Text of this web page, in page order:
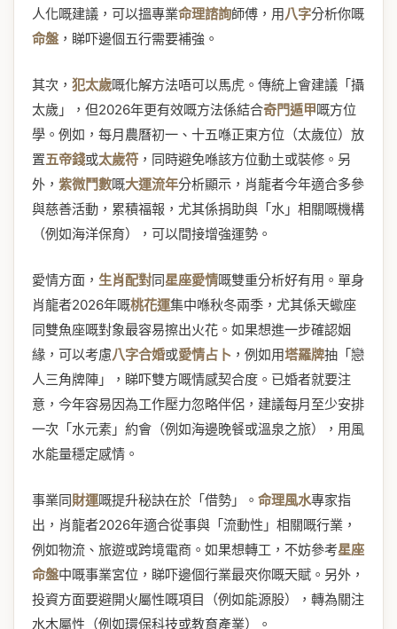
人化嘅建議，可以搵專業命理諮詢師傅，用八字分析你嘅
命盤 ，睇吓邊個五行需要補強。
其次， 犯太歲嘅化解方法唔可以馬虎。傳統上會建議「攝
太歲」，但2026年更有效嘅方法係結合奇門遁甲嘅方位
學。例如，每月農曆初一、十五喺正東方位（太歲位）放
置五帝錢或太歲符 ，同時避免喺該方位動土或裝修。另
外， 紫微鬥數嘅大運流年分析顯示，肖龍者今年適合多參
與慈善活動，累積福報，尤其係捐助與「水」相關嘅機構
（例如海洋保育），可以間接增強運勢。
愛情方面， 生肖配對同星座愛情嘅雙重分析好有用。單身
肖龍者2026年嘅桃花運集中喺秋冬兩季，尤其係天蠍座
同雙魚座嘅對象最容易擦出火花。如果想進一步確認姻
緣，可以考慮八字合婚或愛情占卜 ，例如用塔羅牌抽「戀
人三角牌陣」，睇吓雙方嘅情感契合度。已婚者就要注
意，今年容易因為工作壓力忽略伴侶，建議每月至少安排
一次「水元素」約會（例如海邊晚餐或溫泉之旅），用風
水能量穩定感情。
事業同財運嘅提升秘訣在於「借勢」。 命理風水專家指
出，肖龍者2026年適合從事與「流動性」相關嘅行業，
例如物流、旅遊或跨境電商。如果想轉工，不妨參考星座
命盤中嘅事業宮位，睇吓邊個行業最夾你嘅天賦。另外，
投資方面要避開火屬性嘅項目（例如能源股），轉為關注
水木屬性（例如環保科技或教育產業）。